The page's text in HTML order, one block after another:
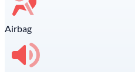
Airbag